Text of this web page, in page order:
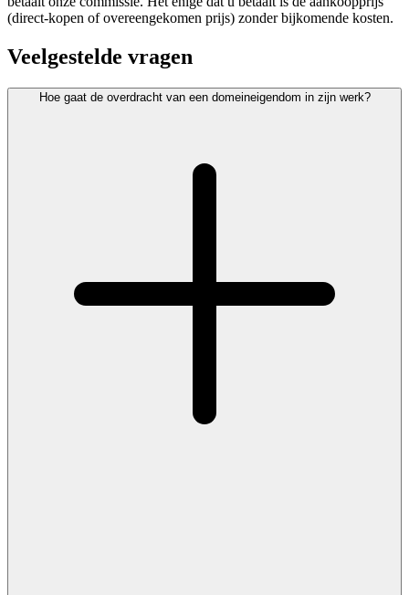
(direct-kopen of overeengekomen prijs) zonder bijkomende kosten.
Veelgestelde vragen
Hoe gaat de overdracht van een domeineigendom in zijn werk?